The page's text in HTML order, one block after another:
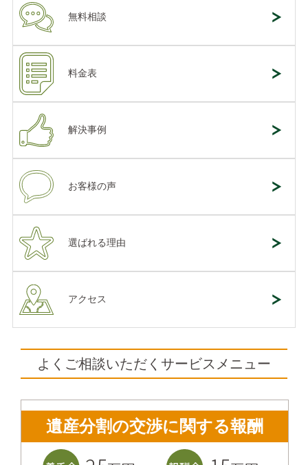
無料相談
料金表
解決事例
お客様の声
選ばれる理由
アクセス
よくご相談いただくサービスメニュー
遺産分割の交渉に関する報酬